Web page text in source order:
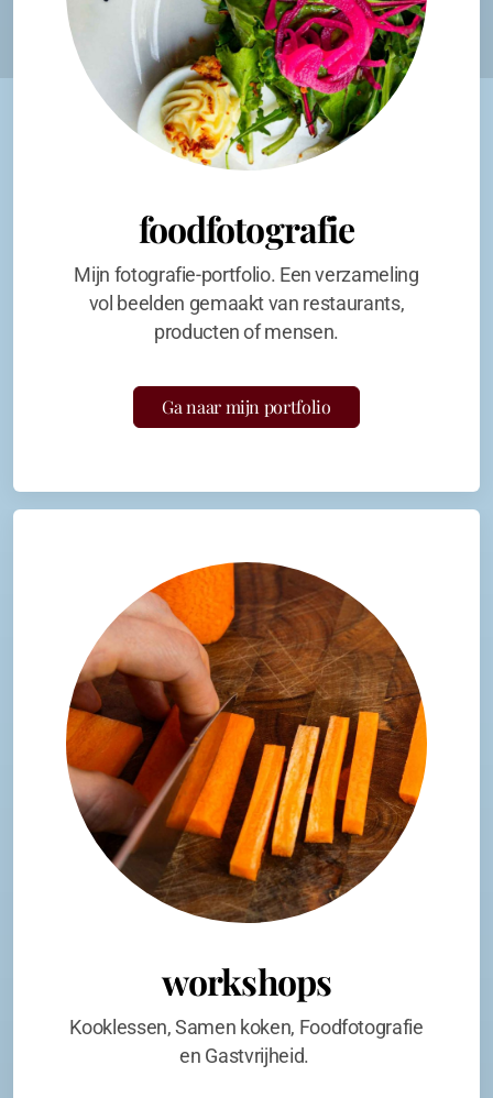
foodfotografie
Mijn fotografie-portfolio. Een verzameling
vol beelden gemaakt van restaurants,
producten of mensen.
Ga naar mijn portfolio
workshops
Kooklessen, Samen koken, Foodfotografie
en Gastvrijheid.